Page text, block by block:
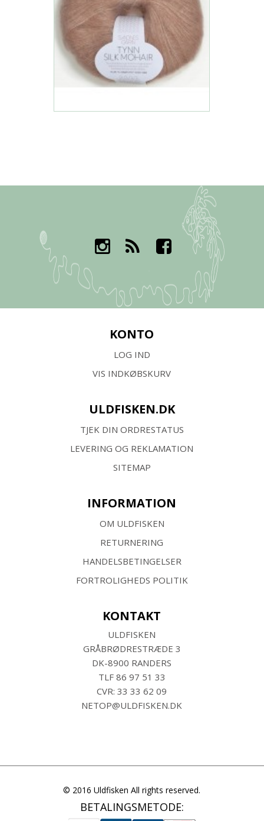
KONTO
LOG IND
VIS INDKØBSKURV
ULDFISKEN.DK
TJEK DIN ORDRESTATUS
LEVERING OG REKLAMATION
SITEMAP
INFORMATION
OM ULDFISKEN
RETURNERING
HANDELSBETINGELSER
FORTROLIGHEDS POLITIK
KONTAKT
ULDFISKEN
GRÅBRØDRESTRÆDE 3
DK-8900 RANDERS
TLF 86 97 51 33
CVR: 33 33 62 09
NETOP@ULDFISKEN.DK
© 2016 Uldfisken All rights reserved.
BETALINGSMETODE: